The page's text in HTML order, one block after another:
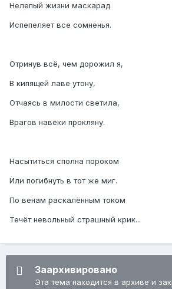
Нелепый жизни маскарад
Испепеляет все сомненья.
Отринув всё, чем дорожил я,
В кипящей лаве утону,
Отчаясь в милости светила,
Врагов навеки прокляну.
Насытиться сполна пороком
Или погибнуть в тот же миг.
По венам раскалённым током
Течёт невольный страшный крик...
Заархивировано
Эта тема находится в архиве и